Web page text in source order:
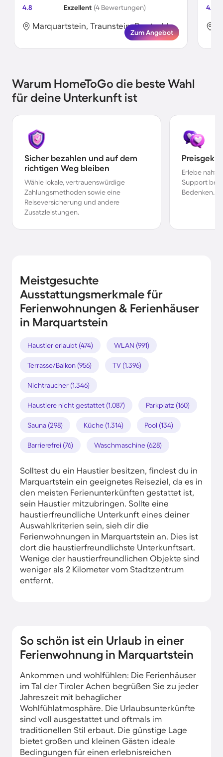
4.8
Exzellent (4 Bewertungen)
Marquartstein, Traunstein, Deutschland
Zum Angebot
4.8
Warum HomeToGo die beste Wahl
für deine Unterkunft ist
Sicher bezahlen und auf dem
richtigen Weg bleiben
Wähle lokale, vertrauenswürdige
Zahlungsmethoden sowie eine
Reiseversicherung und andere
Zusatzleistungen.
Erlebe
Support bei
Bedenken.
Meistgesuchte
Ausstattungsmerkmale für
Ferienwohnungen & Ferienhäuser
in Marquartstein
Haustier erlaubt (474) WLAN (991)
Terrasse/Balkon (956) TV (1.396)
Nichtraucher (1.346)
Haustiere nicht gestattet (1.087) Parkplatz (160)
Sauna (298) Küche (1.314) Pool (134)
Barrierefrei (76) Waschmaschine (628)
Solltest du ein Haustier besitzen, findest du in
Marquartstein ein geeignetes Reiseziel, da es in
den meisten Ferienunterkünften gestattet ist,
sein Haustier mitzubringen. Sollte eine
haustierfreundliche Unterkunft eines deiner
Auswahlkriterien sein, sieh dir die
Ferienwohnungen in Marquartstein an. Dies ist
dort die haustierfreundlichste Unterkunftsart.
Wenige der haustierfreundlichen Objekte sind
weniger als 2 Kilometer vom Stadtzentrum
entfernt.
So schön ist ein Urlaub in einer
Ferienwohnung in Marquartstein
Ankommen und wohlfühlen: Die Ferienhäuser
im Tal der Tiroler Achen begrüßen Sie zu jeder
Jahreszeit mit behaglicher
Wohlfühlatmosphäre. Die Urlaubsunterkünfte
sind voll ausgestattet und oftmals im
traditionellen Stil erbaut. Die günstige Lage
bietet großen und kleinen Gästen ideale
Bedingungen für einen erlebnisreichen